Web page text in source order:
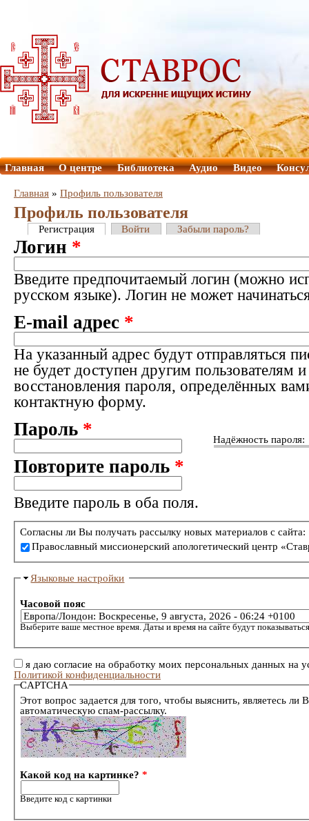
Главная О центре Библиотека Аудио Видео
Главная » Профиль пользователя
Профиль пользователя
Регистрация Войти Забыли пароль?
Логин *
Введите предпочитаемый логин (можно
русском языке). Логин не может
E-mail адрес *
На указанный адрес будут отправляться
не будет доступен другим пользователям
восстановления пароля, определённых
контактную форму.
Надёжность пароля:
Пароль *
Повторите пароль *
Введите пароль в оба поля.
Согласны ли Вы получать рассылку новых материалов с сайта:
Православный миссионерский апологетический центр
Языковые настройки
Часовой пояс
Выберите ваше местное время. Даты и время на сайте будут
я даю согласие на обработку моих персональных данных на
Политикой конфиденциальности
CAPTCHA
Этот вопрос задается для того, чтобы выяснить, являетесь ли
автоматическую спам-рассылку.
Какой код на картинке?*
Введите код с картинки